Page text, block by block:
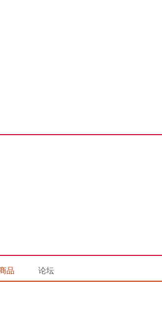
品 论坛